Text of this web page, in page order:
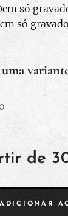
só
só
de
ADICIONAR